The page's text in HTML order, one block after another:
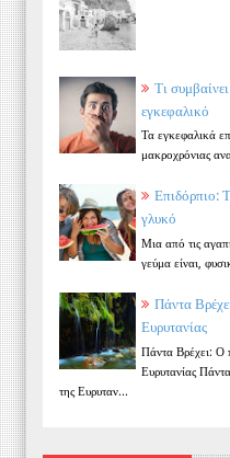
Τι
εγκεφαλικό
Τα εγκεφαλικά
μακροχρόνιας
Επιδόρπιο:
γλυκό
Μια από τις
γεύμα είναι,
Πάντα
Ευρυτανίας
Πάντα Βρέχει: Ο
Ευρυτανίας
της Ευρυταν...